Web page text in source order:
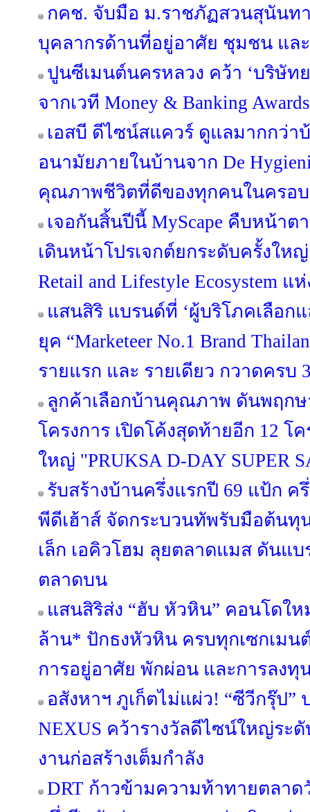
กคช. จับมือ ม.ราชภัฏสวนสุนัน
บุคลากรด้านที่อยู่อาศัย ชุมชน และ
ปูนซีเมนต์นครหลวง คว้า ‘บริษัท
จากเวที Money & Banking
เอสบี ดีไซน์สแควร์ ดูแลมากกว่า
อนามัยภายในบ้านจาก De
คุณภาพชีวิตที่ดีของทุกคนในครอ
เจอกันสิ้นปีนี้ MyScape คืบหน้า
เดินหน้าโปรเจกต์ยกระดับครั้งให
Retail and Lifestyle Ecosystem
แสนสิริ แบรนด์ที่ ‘ผู้บริโภคเลือกแ
ยุค “Marketeer No.1 Brand
รายแรก และ รายเดียว กวาดครบ
ลูกค้าเลือกบ้านคุณภาพ ดันพฤกษ
โครงการ เปิดโค้งสุดท้ายอีก 12 โ
ใหญ่ "PRUKSA D-DAY SUPER
รับสร้างบ้านครึ่งแรกปี 69 แป้ก
พีดีเฮ้าส์ จัดกระบวนทัพรับมือต้นทุ
เล็ก เอคิวโฮม ลุยตลาดแมส ดันแ
ตลาดบน
แสนสิริส่ง “ฮับ หัวหิน” คอนโดให
ล้าน* ปักธงหัวหิน ครบทุกเซกเมน
การอยู่อาศัย พักผ่อน และการลงทุ
อสังหาฯ ภูเก็ตไม่แผ่ว! “ซีวีกรุ๊ป”
NEXUS คว้ารางวัลดีไซน์ใหญ่ระ
งานก่อสร้างเต็มกำลัง
DRT ก้าวข้ามความท้าทายตลาด